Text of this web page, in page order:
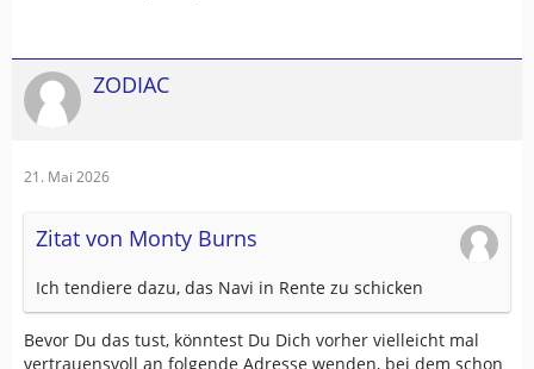
ZODIAC
21. Mai 2026
Zitat von Monty Burns
Ich tendiere dazu, das Navi in Rente zu schicken
Bevor Du das tust, könntest Du Dich vorher vielleicht mal
vertrauensvoll an folgende Adresse wenden, bei dem schon